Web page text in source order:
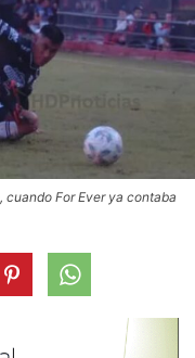
cuando For Ever ya contaba